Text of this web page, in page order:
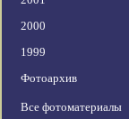
2000
1999
Фотоархив
Все фотоматериалы